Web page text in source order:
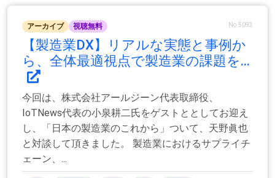
アーカイブ 視聴無料 No.5093
【製造業DX】リアルな実態と事例か
ら、全体最適視点で製造業の課題を...
今回は、株式会社アールジーン代表取締役、
IoTNews代表の小泉耕二氏をゲストととしてお迎え
し、「日本の製造業のこれから」ついて、天野眞也
と対談して頂きました。 製造業におけるサプライチ
ェーン、...